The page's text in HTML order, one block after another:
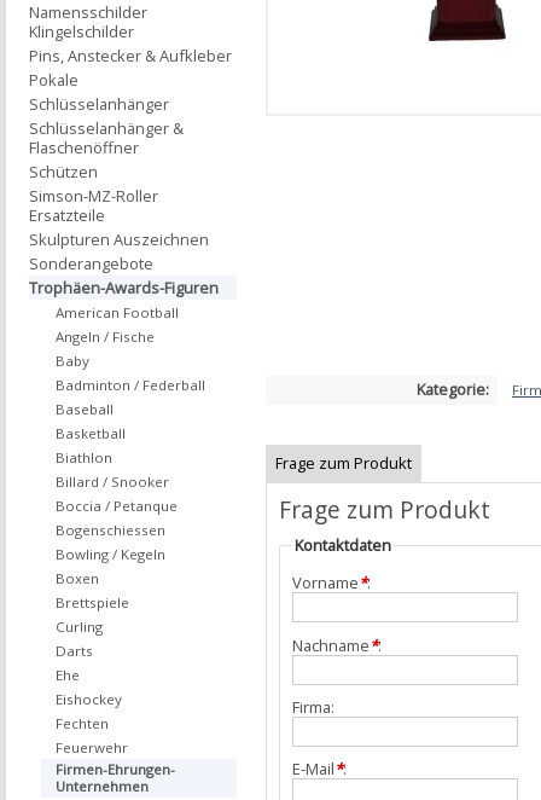
Kategorie:
Frage zum Produkt
Frage zum Produkt
Kontaktdaten
Vorname*:
Nachname*:
Firma:
E-Mail*:
Namensschilder
Klingelschilder
Pins, Anstecker & Aufkleber
Pokale
Schlüsselanhänger
Schlüsselanhänger &
Flaschenöffner
Schützen
Simson-MZ-Roller
Ersatzteile
Skulpturen Auszeichnen
Sonderangebote
Trophäen-Awards-Figuren
American Football
Angeln / Fische
Baby
Badminton / Federball
Baseball
Basketball
Biathlon
Billard / Snooker
Boccia / Petanque
Bogenschiessen
Bowling / Kegeln
Boxen
Brettspiele
Curling
Darts
Ehe
Eishockey
Fechten
Feuerwehr
Firmen-Ehrungen-
Unternehmen